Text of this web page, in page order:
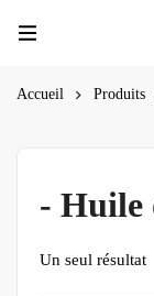
Accueil Produits
- Huile
Un seul résultat